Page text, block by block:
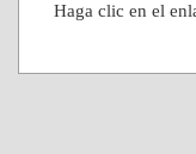
Haga clic en el